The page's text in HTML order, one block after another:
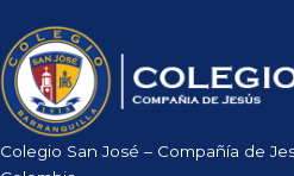
Colegio San José – Compañía de